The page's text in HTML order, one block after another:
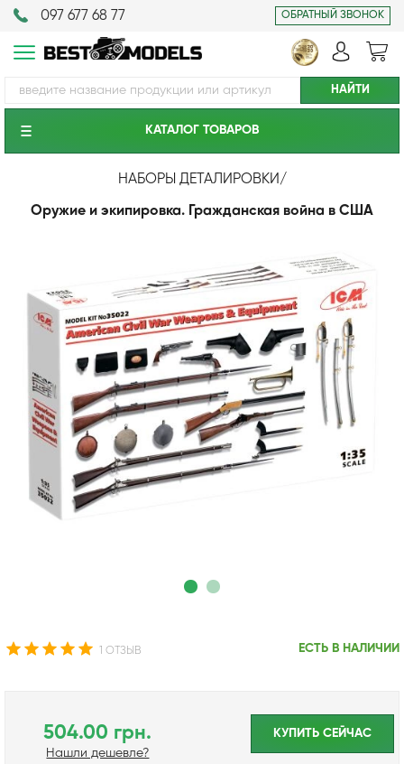
097 677 68 77 ОБРАТНЫЙ ЗВОНОК
КАТАЛОГ ТОВАРОВ
НАБОРЫ ДЕТАЛИРОВКИ/
Оружие и экипировка. Гражданская война в США
1 ОТЗЫВ ЕСТЬ В НАЛИЧИИ
504.00 грн.
Нашли дешевле?
КУПИТЬ CЕЙЧАС